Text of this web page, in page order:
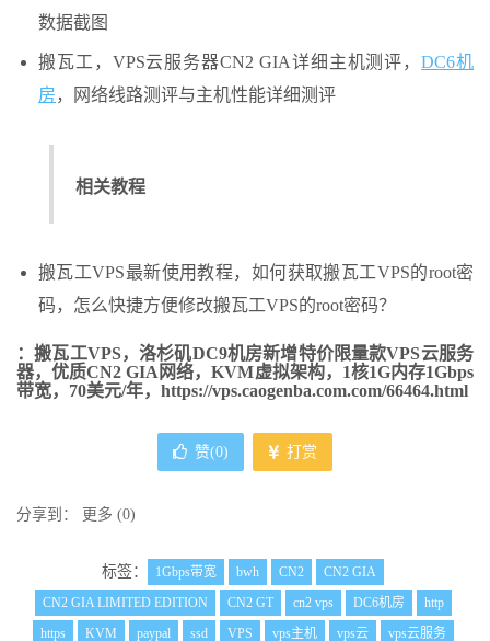
数据截图
搬瓦工，VPS云服务器CN2 GIA详细主机测评，DC6机
房，网络线路测评与主机性能详细测评
相关教程
搬瓦工VPS最新使用教程，如何获取搬瓦工VPS的root密
码，怎么快捷方便修改搬瓦工VPS的root密码？
：搬瓦工VPS，洛杉矶DC9机房新增特价限量款VPS云服务
器，优质CN2 GIA网络，KVM虚拟架构，1核1G内存1Gbps
带宽，70美元/年，https://vps.caogenba.com.com/66464.html
赞(0) 打赏
分享到： 更多 (0)
标签： 1Gbps带宽 bwh CN2
CN2 GIA
CN2 GIA LIMITED EDITION
CN2 GT cn2 vps DC6机房
http
https
KVM paypal ssd VPS vps主机 vps云 vps云服务